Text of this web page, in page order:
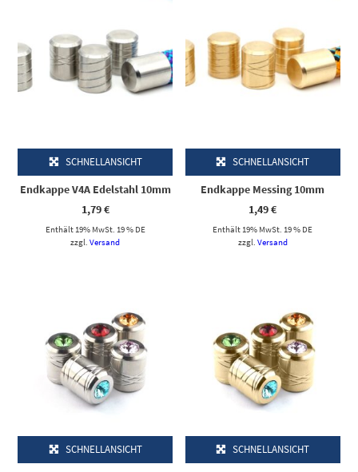
SCHNELLANSICHT
Endkappe V4A Edelstahl 10mm
1,79€
Enthält 19% MwSt. 19 % DE
zzgl.Versand
SCHNELLANSICHT
Endkappe Messing 10mm
1,49€
Enthält 19% MwSt. 19 % DE
zzgl. Versand
SCHNELLANSICHT SCHNELLANSICHT